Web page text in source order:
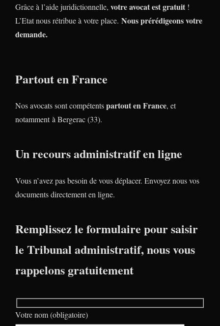
Grâce à l’aide juridictionnelle, votre avocat est gratuit !
L’Etat nous rétribue à votre place. Nous prérédigeons votre
demande.
Partout en France
Nos avocats sont compétentspartout en France, et
notamment à Bergerac (33).
Un recours administratif en ligne
Vous n’avez pas besoin de vous déplacer. Envoyez nous vos
documents directement en ligne.
Remplissez le formulaire pour saisir
le Tribunal administratif, nous vous
rappelons gratuitement
Votre nom (obligatoire)